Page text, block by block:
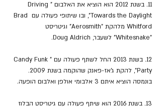
11. בשנת 2012 הוא הוציא את האלבום "Driving
Towards the Daylight", ובו שיתופי פעולה עם Brad
Whitford מלהקת "Aerosmith" וגיטריסט
"Whitesnake" לשעבר, Doug Aldrich.
12. בשנת 2013 החל לשתף פעולה עם "Candy Funk
Party", להקת ג'אז-פאנק שהוקמה בשנת 2009.
בונמסה הוציא איתם 3 אלבומי אולפן ואלבום הופעה.
13. בשנת 2016 הוא שיתף פעולה עם גיטריסט הבלוז